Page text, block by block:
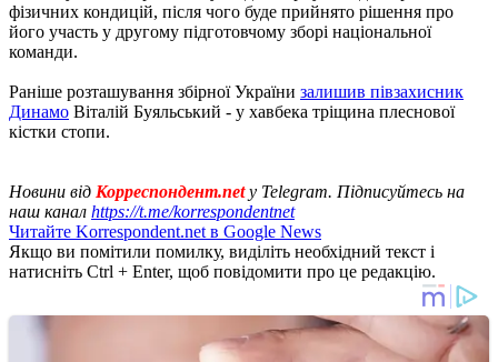
фізичних кондицій, після чого буде прийнято рішення про
його участь у другому підготовчому зборі національної
команди.
Раніше розташування збірної України залишив півзахисник
Динамо Віталій Буяльський - у хавбека тріщина плеснової
кістки стопи.
Новини від Корреспондент.netу Telegram. Підписуйтесь на
наш канал https://t.me/korrespondentnet
Читайте Korrespondent.net в Google News
Якщо ви помітили помилку, виділіть необхідний текст і
натисніть Ctrl + Enter, щоб повідомити про це редакцію.